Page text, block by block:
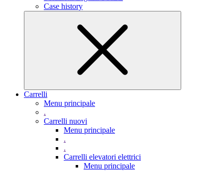
Case history
Carrelli
Menu principale
.
Carrelli nuovi
Menu principale
.
.
Carrelli elevatori elettrici
Menu principale